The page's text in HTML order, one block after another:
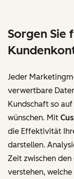
Sorgen Sie
Jeder
verwertbare
Kundschaft so
wünschen. Mit
die Effektivität
darstellen.
Zeit zwischen
verstehen,